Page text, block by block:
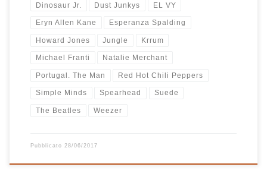
Dinosaur Jr. Dust Junkys EL VY
Eryn Allen Kane Esperanza Spalding
Howard Jones Jungle Krrum
Michael Franti Natalie Merchant
Portugal. The Man Red Hot Chili Peppers
Simple Minds Spearhead Suede
The Beatles Weezer
Pubblicato 28/06/2017